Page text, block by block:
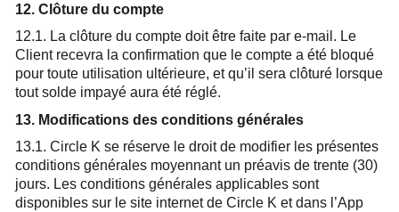
12. Clôture du compte
12.1. La clôture du compte doit être faite par e-mail. Le
Client recevra la confirmation que le compte a été bloqué
pour toute utilisation ultérieure, et qu’il sera clôturé lorsque
tout solde impayé aura été réglé.
13. Modifications des conditions générales
13.1. Circle K se réserve le droit de modifier les présentes
conditions générales moyennant un préavis de trente (30)
jours. Les conditions générales applicables sont
disponibles sur le site internet de Circle K et dans l’App